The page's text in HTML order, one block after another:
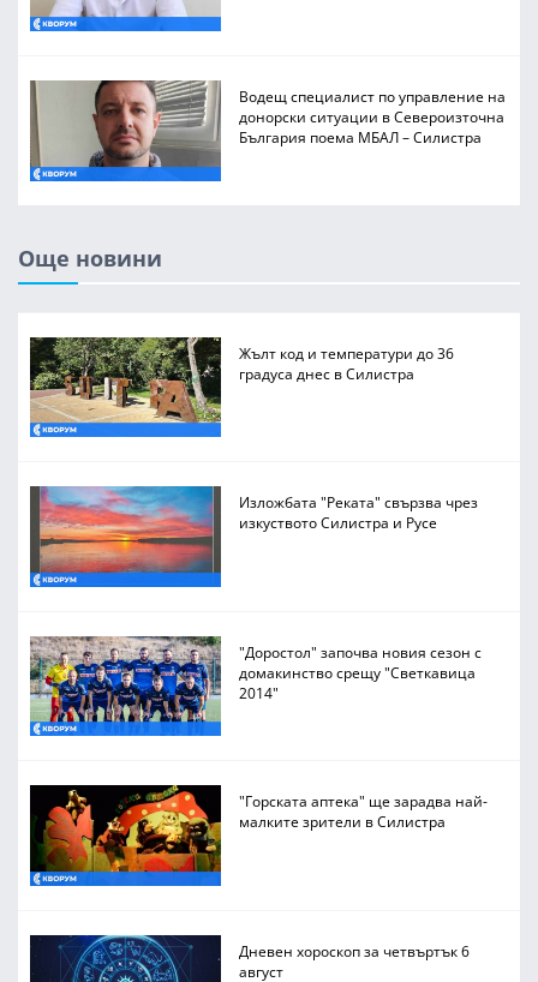
Водещ специалист по управление на
донорски ситуации в Североизточна
България поема МБАЛ – Силистра
Още новини
Жълт код и температури до 36
градуса днес в Силистра
Изложбата "Реката" свързва чрез
изкуството Силистра и Русе
"Доростол" започва новия сезон с
домакинство срещу "Светкавица
2014"
"Горската аптека" ще зарадва най-
малките зрители в Силистра
Дневен хороскоп за четвъртък 6
август